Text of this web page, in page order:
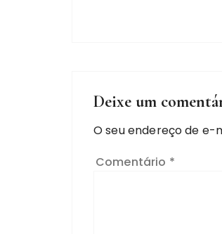
Deixe um
O seu endereço de e-
Comentário *